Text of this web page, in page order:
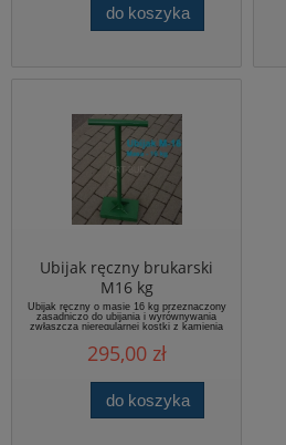
do koszyka
Ubijak ręczny brukarski
M16 kg
Ubijak ręczny o masie 16 kg przeznaczony
zasadniczo do ubijania i wyrównywania
zwłaszcza nieregularnej kostki z kamienia
295,00 zł
do koszyka